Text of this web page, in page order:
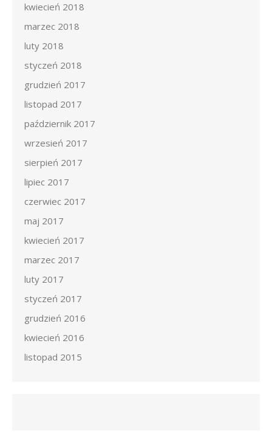
kwiecień 2018
marzec 2018
luty 2018
styczeń 2018
grudzień 2017
listopad 2017
październik 2017
wrzesień 2017
sierpień 2017
lipiec 2017
czerwiec 2017
maj 2017
kwiecień 2017
marzec 2017
luty 2017
styczeń 2017
grudzień 2016
kwiecień 2016
listopad 2015